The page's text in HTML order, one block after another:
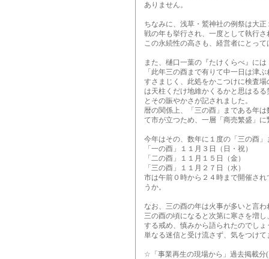
ありません。
ちなみに、浅草・鷲神社の例祭は大
戦の年も挙行され、一度として執行さ
この永続性の高さも、経営者にとって
また、樋口一葉の『たけくらべ』には
「此年三の酉まで有りて中一日は津
すさまじく、此処をかこつけに検査
は天柱くだけ地維かくるかと思はるる
とその賑やかさが記されました。
暦の関係上、「三の酉」まである年
て市が立つため、一層「商売繁盛」に
今年はその、数年に１度の「三の酉」
「一の酉」１１月３日（日・祝）
「二の酉」１１月１５日（金）
「三の酉」１１月２７日（水）
市は午前０時から２４時まで開催さ
うか。
なお、三の酉の年は火事が多いと言わ
三の酉の頃になると次第に寒さを増
する戒め、慎みから語られたのでしょ
単なる迷信と受け流さず、気をつけて
☆「事業再生の現場から」過去掲載分